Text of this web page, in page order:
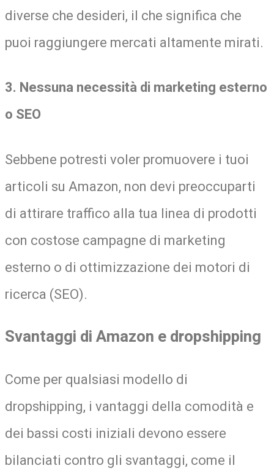
diverse che desideri, il che significa che
puoi raggiungere mercati altamente mirati.
3. Nessuna necessità di marketing esterno
o SEO
Sebbene potresti voler promuovere i tuoi
articoli su Amazon, non devi preoccuparti
di attirare traffico alla tua linea di prodotti
con costose campagne di marketing
esterno o di ottimizzazione dei motori di
ricerca (SEO).
Svantaggi di Amazon e dropshipping
Come per qualsiasi modello di
dropshipping, i vantaggi della comodità e
dei bassi costi iniziali devono essere
bilanciati contro gli svantaggi, come il